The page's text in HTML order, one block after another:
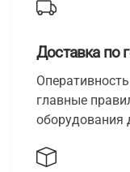
Доставка по
главные
оборудования